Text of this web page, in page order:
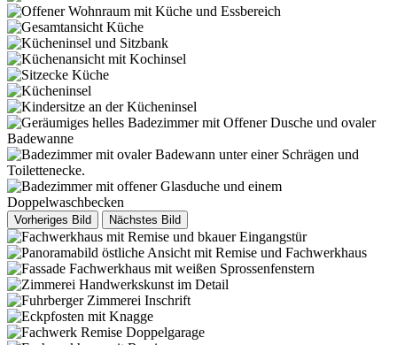
Vorheriges Bild Nächstes Bild